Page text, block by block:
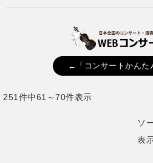
←「コンサートかんた
251件中61～70件表示
ソ
表